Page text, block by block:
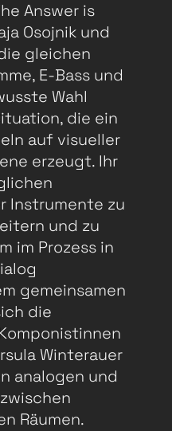
Answer is
Osojnik und
gleichen
E-Bass und
Wahl
die ein
auf visueller
erzeugt. Ihr
Instrumente zu
und zu
im Prozess in
gemeinsamen
die
Winterauer
analogen und
Räumen.